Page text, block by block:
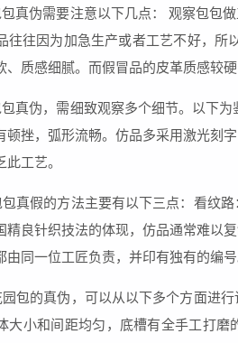
真伪需要注意以下几点： 观察包包
往往因为加急生产或者工艺不好，
、质感细腻。而假冒品的皮革质感较
真伪，需细致观察多个细节。以下
顿挫，弧形流畅。仿品多采用激光刻
工艺。
真假的方法主要有以下三点：看纹
精良针织技法的体现，仿品通常难以
同一位工匠负责，并印有独有的编号
包的真伪，可以从以下多个方面进
大小和间距均匀，底槽有全手工打